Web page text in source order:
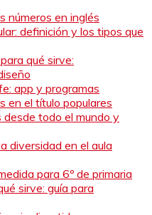
números en inglés
definición y los tipos que
qué sirve:
app y programas
en el título populares
desde todo el mundo y
diversidad en el aula
para 6º de primaria
sirve: guía para